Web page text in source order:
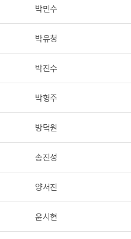
박민수
박유청
박진수
박형주
방덕원
송진성
양서진
윤시현